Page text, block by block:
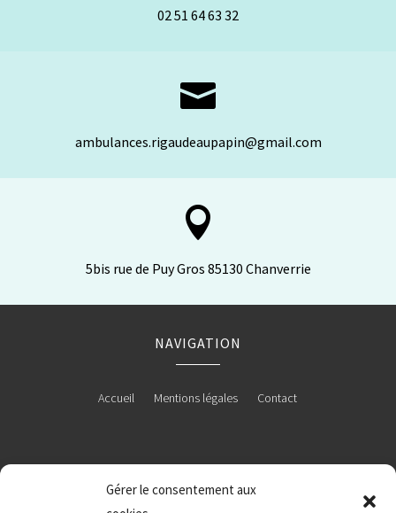
Gérer le consentement aux
02 51 64 63 32

ambulances.rigaudeaupapin@gmail.com

5bis rue de Puy Gros 85130 Chanverrie
NAVIGATION
Accueil Mentions légales Contact